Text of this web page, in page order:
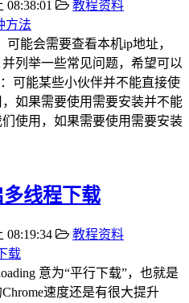
08:38:01 教程资料
能会需要查看本机ip地址，
列举一些常见问题，希望可以
可能某些小伙伴并不能直接使
如果需要使用需要安装并不能
使用，如果需要使用需要安装
线程下载
08:19:34 教程资料
意为“平行下载”，也就是
速度还是有很大提升